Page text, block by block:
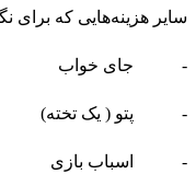
سایر هزینه‌ها‌یی که برای
- جای خواب 90
- پتو ( یک تخته) 30
- اسباب بازی 30